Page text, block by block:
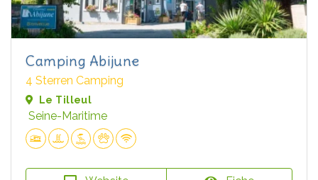
Camping Abijune
4 Sterren Camping
Le Tilleul
Seine-Maritime